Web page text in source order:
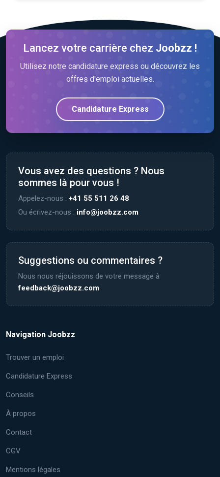
Lancez votre carrière chez Joobzz !
Utilisez notre candidature express ou découvrez les
offres d'emploi actuelles.
Candidature Express
Vous avez des questions ? Nous
sommes là pour vous !
Appelez-nous : +41 55 511 26 48
Ou écrivez-nous : info@joobzz.com
Suggestions ou commentaires ?
Nous nous réjouissons de votre message à
feedback@joobzz.com
Navigation Joobzz
Trouver un emploi
Candidature Express
Conseils
À propos
Contact
CGV
Mentions légales